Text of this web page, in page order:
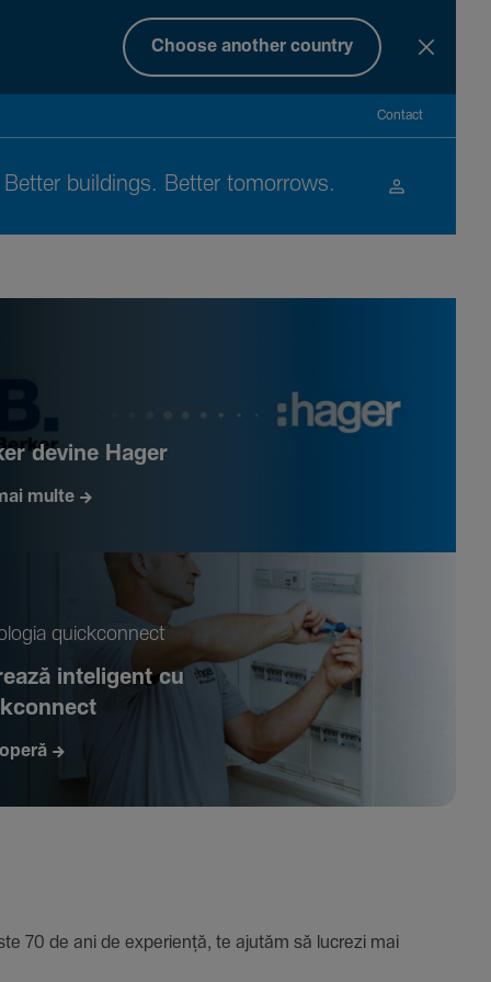
Choose another country
Contact
Better buil­dings. Better tomor­rows.
devine Hager
multe
quickconnect
inte­li­gent cu
de ani de expe­riență, te ajutăm să lucrezi mai